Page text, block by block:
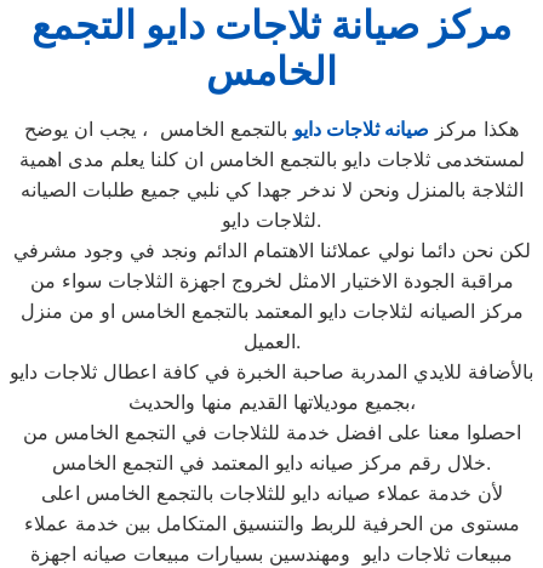
مركز صيانة ثلاجات دايو التجمع
الخامس
هكذا مركز صيانه ثلاجات دايو بالتجمع الخامس ، يجب ان يوضح
لمستخدمى ثلاجات دايو بالتجمع الخامس ان كلنا يعلم مدى اهمية
الثلاجة بالمنزل ونحن لا ندخر جهدا كي نلبي جميع طلبات الصيانه
لثلاجات دايو.
لكن نحن دائما نولي عملائنا الاهتمام الدائم ونجد في وجود مشرفي
مراقبة الجودة الاختيار الامثل لخروج اجهزة الثلاجات سواء من
مركز الصيانه لثلاجات دايو المعتمد بالتجمع الخامس او من منزل
العميل.
بالأضافة للايدي المدربة صاحبة الخبرة في كافة اعطال ثلاجات دايو
بجميع موديلاتها القديم منها والحديث،
احصلوا معنا على افضل خدمة للثلاجات في التجمع الخامس من
خلال رقم مركز صيانه دايو المعتمد في التجمع الخامس.
لأن خدمة عملاء صيانه دايو للثلاجات بالتجمع الخامس اعلى
مستوى من الحرفية للربط والتنسيق المتكامل بين خدمة عملاء
مبيعات ثلاجات دايو ومهندسين بسيارات مبيعات صيانه اجهزة